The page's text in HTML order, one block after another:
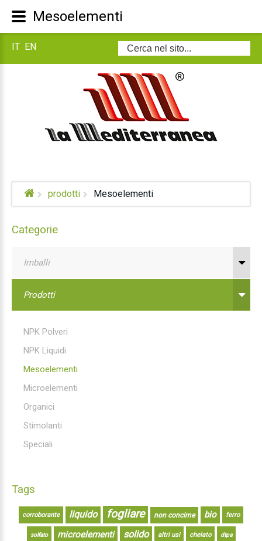
Cerca...
IT EN
prodotti Mesoelementi
Categorie
Imballi
Prodotti
NPK Polveri
NPK Liquidi
Mesoelementi
Microelementi
Organici
Stimolanti
Speciali
Tags
corroborante liquido fogliare non concime bio ferro
solfato microelementi solido altri usi chelato dtpa
Mesoelementi